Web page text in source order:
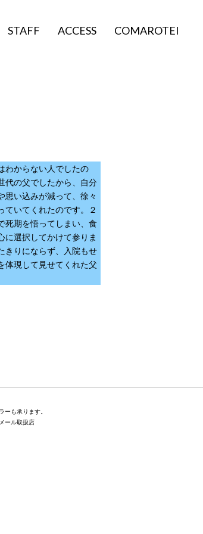
STAFF ACCESS COMAROTEI
からない人でしたの
代の父でしたから、自分
思い込みが減って、徐々
ていてくれたのです。２
死期を悟ってしまい、食
に選択してかけて参りま
きりにならず、入院もせ
体現して見せてくれた父
ーも承ります。
ール取扱店